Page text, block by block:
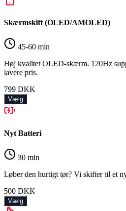
Skærmskift (OLED/AMOLED)
45-60 min
Høj kvalitet OLED-skærm. 120Hz
lavere pris.
799 DKK
Vælg
Nyt Batteri
30 min
Løber den hurtigt tør? Vi skifter til et
500 DKK
Vælg